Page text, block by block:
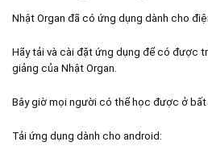
Nhật Organ đã có ứng dụng dành cho
Hãy tải và cài đặt ứng dụng để có được
giảng của Nhật Organ.
Bây giờ mọi người có thể học được ở bất
Tải ứng dụng dành cho android: